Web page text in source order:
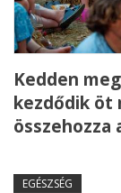
Kedden
kezdődik öt
összehozza
EGÉSZSÉG